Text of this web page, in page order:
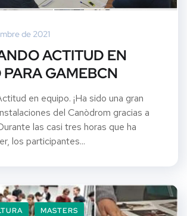
de 2021
ACTITUD EN
PARA GAMEBCN
en equipo. ¡Ha sido una gran
del Canòdrom gracias a
las casi tres horas que ha
los participantes...
MASTERS